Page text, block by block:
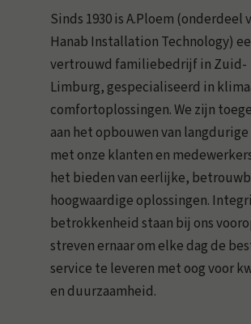
Sinds 1930 is A.Ploem (onderdeel
Hanab Installation Technology)
vertrouwd familiebedrijf in Zuid-
Limburg, gespecialiseerd in
comfortoplossingen. We zijn
aan het opbouwen van
met onze klanten en
het bieden van eerlijke,
hoogwaardige oplossingen.
betrokkenheid staan bij ons
streven ernaar om elke dag de
service te leveren met oog voor
en duurzaamheid.